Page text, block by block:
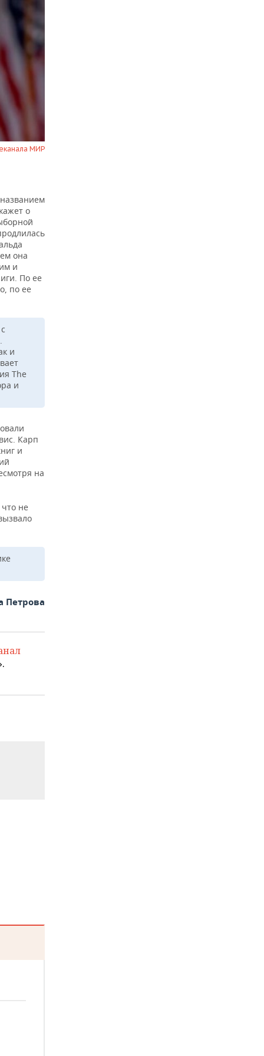
МИР
о
она
и
По ее
по ее
и
The
и
Карп
и
на
не
Петрова